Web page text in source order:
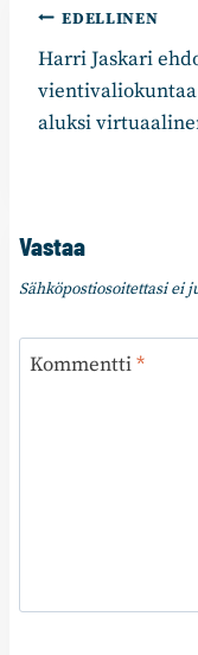
Artikkelien
selaus
EDELLINEN
Harri Jaskari
vientivaliokuntaa
aluksi
Vastaa
Sähköpostiosoitettasi ei
Kommentti*